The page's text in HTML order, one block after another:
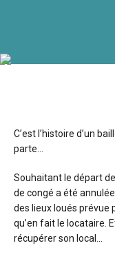
C’est l’histoire d’un
parte…
Souhaitant le départ
de congé a été
des lieux loués prévue
qu’en fait le locataire.
récupérer son local…